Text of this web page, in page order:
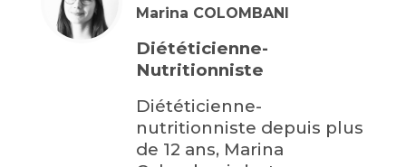
Marina COLOMBANI
Diététicienne-
Nutritionniste
Diététicienne-
nutritionniste depuis plus
de 12 ans, Marina